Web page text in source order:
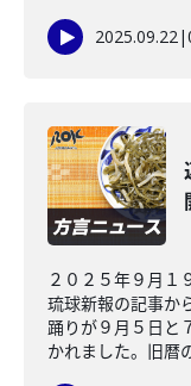
2025.09.22|
２０２５年９月１
琉球新報の記事か
踊りが９月５日と
かれました。旧暦